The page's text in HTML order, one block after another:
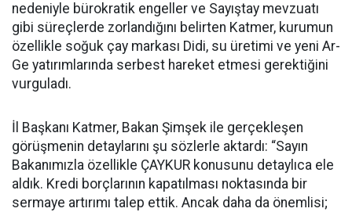
nedeniyle bürokratik engeller ve Sayıştay mevzuatı
gibi süreçlerde zorlandığını belirten Katmer, kurumun
özellikle soğuk çay markası Didi, su üretimi ve yeni Ar-
Ge yatırımlarında serbest hareket etmesi gerektiğini
vurguladı.
İl Başkanı Katmer, Bakan Şimşek ile gerçekleşen
görüşmenin detaylarını şu sözlerle aktardı: “Sayın
Bakanımızla özellikle ÇAYKUR konusunu detaylıca ele
aldık. Kredi borçlarının kapatılması noktasında bir
sermaye artırımı talep ettik. Ancak daha da önemlisi;